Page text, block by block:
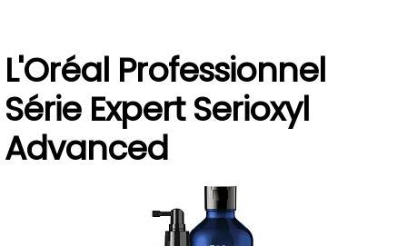
L'Oréal Professionnel
Série Expert Serioxyl
Advanced